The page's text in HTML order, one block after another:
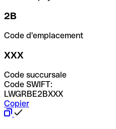
2B
Code d'emplacement
XXX
Code succursale
Code SWIFT:
LWGRBE2BXXX
Copier